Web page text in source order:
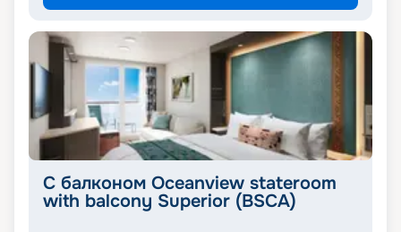
С балконом Oceanview stateroom
with balcony Superior (BSCA)